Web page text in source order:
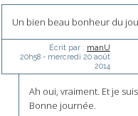
Un bien beau bonheur du
Écrit par : manU
20h58- mercredi 20 août
2014
Ah oui, vraiment. Et je
Bonne journée.